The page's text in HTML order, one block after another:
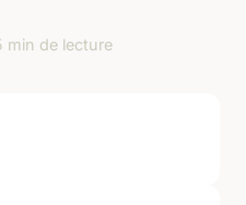
min de lecture